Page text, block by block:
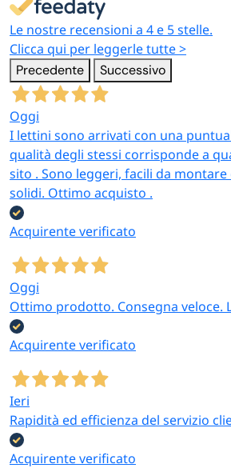
Le nostre recensioni a 4 e 5 stelle.
Clicca qui per leggerle tutte >
Precedente Successivo
Oggi
I lettini sono arrivati con una
qualità degli stessi corrisponde a
sito . Sono leggeri, facili da
solidi. Ottimo acquisto .
Acquirente verificato
Oggi
Ottimo prodotto. Consegna veloce.
Acquirente verificato
Ieri
Rapidità ed efficienza del servizio
Acquirente verificato